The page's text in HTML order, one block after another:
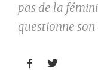
pas de la
questionne son
 